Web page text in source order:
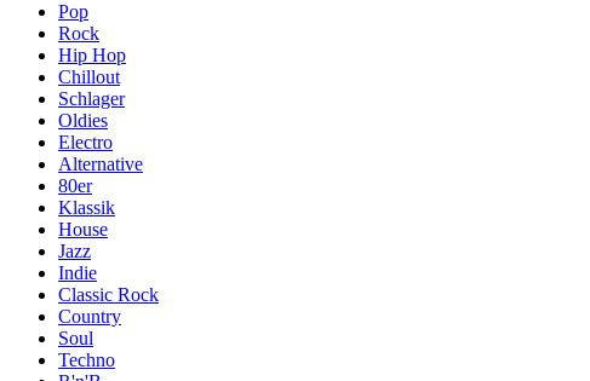
Pop
Rock
Hip Hop
Chillout
Schlager
Oldies
Electro
Alternative
80er
Klassik
House
Jazz
Indie
Classic Rock
Country
Soul
Techno